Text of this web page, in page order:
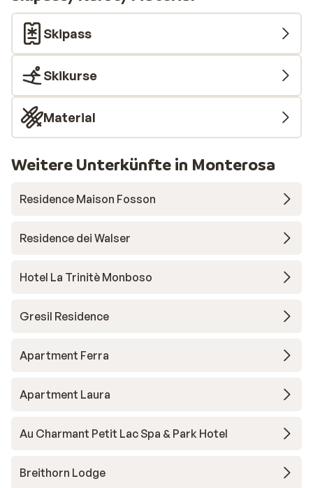
Skipass
Skikurse
Material
Weitere Unterkünfte in Monterosa
Residence Maison Fosson
Residence dei Walser
Hotel La Trinitè Monboso
Gresil Residence
Apartment Ferra
Apartment Laura
Au Charmant Petit Lac Spa & Park Hotel
Breithorn Lodge